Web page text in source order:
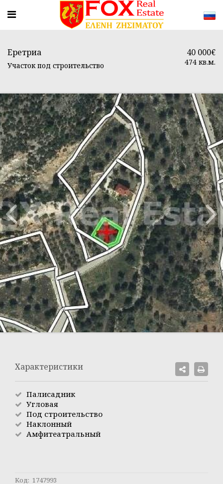
Еретриа
Участок под строительство
40 000€
474 кв.м.
Характеристики
Палисадник
Угловая
Под строительство
Наклонный
Амфитеатрaльный
Код: 1747993